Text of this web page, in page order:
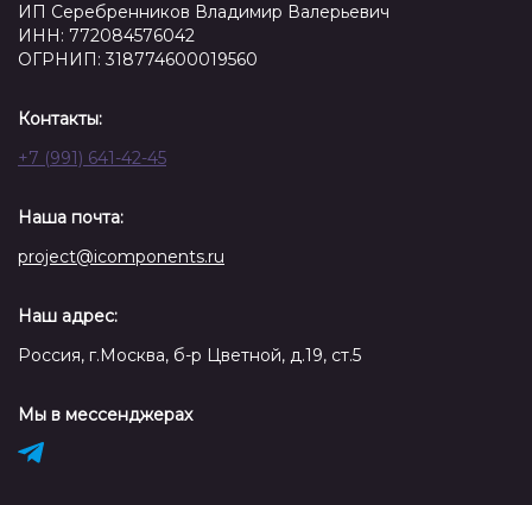
ИП Серебренников Владимир Валерьевич
ИНН: 772084576042
ОГРНИП: 318774600019560
Контакты:
+7 (991) 641-42-45
Наша почта:
project@icomponents.ru
Наш адрес:
Россия, г.Москва, б-р Цветной, д.19, ст.5
Мы в мессенджерах